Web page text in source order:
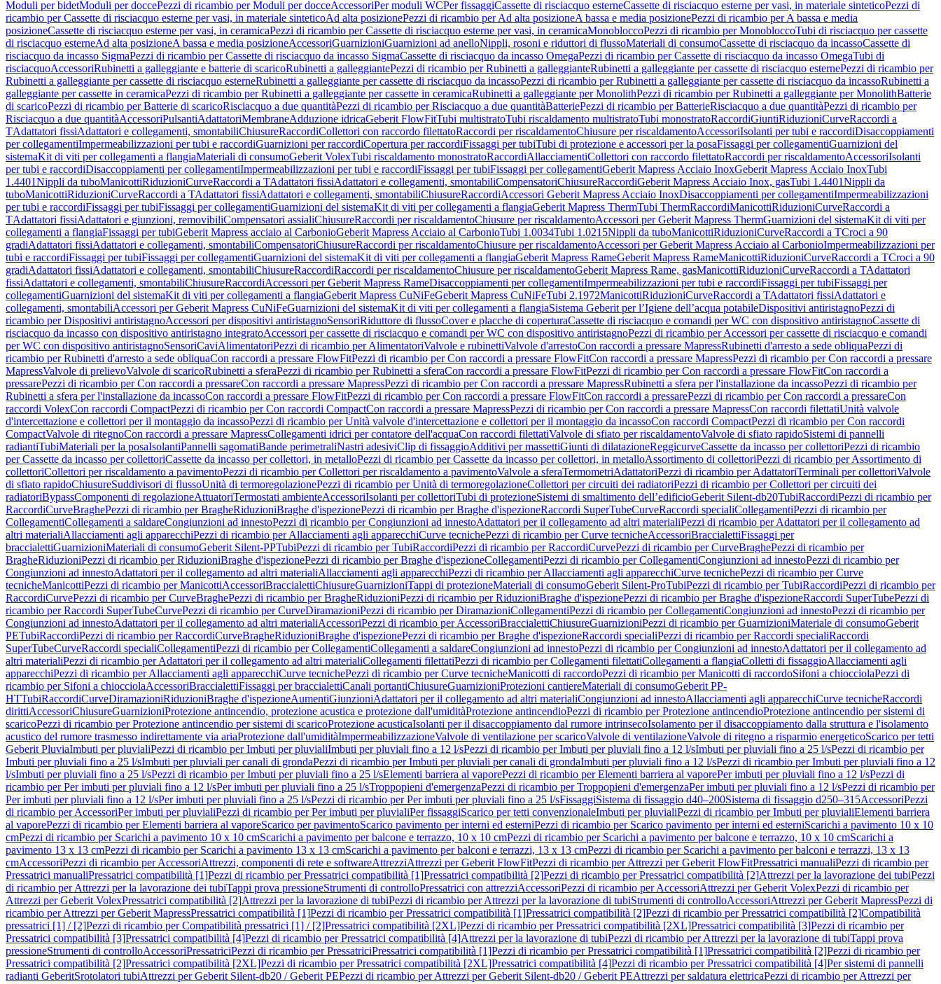
Moduli per bidetModuli per doccePezzi di ricambio per Moduli per docceAccessoriPer moduli WCPer fissaggiCassette di risciacquo esterneCassette di risciacquo esterne per vasi, in materiale sinteticoPezzi di
ricambio per Cassette di risciacquo esterne per vasi, in materiale sinteticoAd alta posizionePezzi di ricambio per Ad alta posizioneA bassa e media posizionePezzi di ricambio per A bassa e media
posizioneCassette di risciacquo esterne per vasi, in ceramicaPezzi di ricambio per Cassette di risciacquo esterne per vasi, in ceramicaMonobloccoPezzi di ricambio per MonobloccoTubi di risciacquo per cassette
di risciacquo esterneAd alta posizioneA bassa e media posizioneAccessoriGuarnizioniGuarnizioni ad anelloNippli, rosoni e riduttori di flussoMateriali di consumoCassette di risciacquo da incassoCassette di
risciacquo da incasso SigmaPezzi di ricambio per Cassette di risciacquo da incasso SigmaCassette di risciacquo da incasso OmegaPezzi di ricambio per Cassette di risciacquo da incasso OmegaTubi di
risciacquoAccessoriRubinetti a galleggiante e batterie di scaricoRubinetti a galleggiantePezzi di ricambio per Rubinetti a galleggianteRubinetti a galleggiante per cassette di risciacquo esternePezzi di ricambio per
Rubinetti a galleggiante per cassette di risciacquo esterneRubinetti a galleggiante per cassette di risciacquo da incassoPezzi di ricambio per Rubinetti a galleggiante per cassette di risciacquo da incassoRubinetti a
galleggiante per cassette in ceramicaPezzi di ricambio per Rubinetti a galleggiante per cassette in ceramicaRubinetti a galleggiante per MonolithPezzi di ricambio per Rubinetti a galleggiante per MonolithBatterie
di scaricoPezzi di ricambio per Batterie di scaricoRisciacquo a due quantitàPezzi di ricambio per Risciacquo a due quantitàBatteriePezzi di ricambio per BatterieRisciacquo a due quantitàPezzi di ricambio per
Risciacquo a due quantitàAccessoriPulsantiAdattatoriMembraneAdduzione idricaGeberit FlowFitTubi multistratoTubi riscaldamento multistratoTubi monostratoRaccordiGiuntiRiduzioniCurveRaccordi a
TAdattatori fissiAdattatori e collegamenti, smontabiliChiusureRaccordiCollettori con raccordo filettatoRaccordi per riscaldamentoChiusure per riscaldamentoAccessoriIsolanti per tubi e raccordiDisaccoppiamenti
per collegamentiImpermeabilizzazioni per tubi e raccordiGuarnizioni per raccordiCopertura per raccordiFissaggi per tubiTubi di protezione e accessori per la posaFissaggi per collegamentiGuarnizioni del
sistemaKit di viti per collegamenti a flangiaMateriali di consumoGeberit VolexTubi riscaldamento monostratoRaccordiAllacciamentiCollettori con raccordo filettatoRaccordi per riscaldamentoAccessoriIsolanti
per tubi e raccordiDisaccoppiamenti per collegamentiImpermeabilizzazioni per tubi e raccordiFissaggi per tubiFissaggi per collegamentiGeberit Mapress Acciaio InoxGeberit Mapress Acciaio InoxTubi
1.4401Nippli da tuboManicottiRiduzioniCurveRaccordi a TAdattatori fissiAdattatori e collegamenti, smontabiliCompensatoriChiusureRaccordiGeberit Mapress Acciaio Inox, gasTubi 1.4401Nippli da
tuboManicottiRiduzioniCurveRaccordi a TAdattatori fissiAdattatori e collegamenti, smontabiliChiusureRaccordiAccessori Geberit Mapress Acciaio InoxDisaccoppiamenti per collegamentiImpermeabilizzazioni
per tubi e raccordiFissaggi per tubiFissaggi per collegamentiGuarnizioni del sistemaKit di viti per collegamenti a flangiaGeberit Mapress ThermTubi ThermRaccordiManicottiRiduzioniCurveRaccordi a
TAdattatori fissiAdattatori e giunzioni, removibiliCompensatori assialiChiusureRaccordi per riscaldamentoChiusure per riscaldamentoAccessori per Geberit Mapress ThermGuarnizioni del sistemaKit di viti per
collegamenti a flangiaFissaggi per tubiGeberit Mapress acciaio al CarbonioGeberit Mapress Acciaio al CarbonioTubi 1.0034Tubi 1.0215Nippli da tuboManicottiRiduzioniCurveRaccordi a TCroci a 90
gradiAdattatori fissiAdattatori e collegamenti, smontabiliCompensatoriChiusureRaccordi per riscaldamentoChiusure per riscaldamentoAccessori per Geberit Mapress Acciaio al CarbonioImpermeabilizzazioni per
tubi e raccordiFissaggi per tubiFissaggi per collegamentiGuarnizioni del sistemaKit di viti per collegamenti a flangiaGeberit Mapress RameGeberit Mapress RameManicottiRiduzioniCurveRaccordi a TCroci a 90
gradiAdattatori fissiAdattatori e collegamenti, smontabiliChiusureRaccordiRaccordi per riscaldamentoChiusure per riscaldamentoGeberit Mapress Rame, gasManicottiRiduzioniCurveRaccordi a TAdattatori
fissiAdattatori e collegamenti, smontabiliChiusureRaccordiAccessori per Geberit Mapress RameDisaccoppiamenti per collegamentiImpermeabilizzazioni per tubi e raccordiFissaggi per tubiFissaggi per
collegamentiGuarnizioni del sistemaKit di viti per collegamenti a flangiaGeberit Mapress CuNiFeGeberit Mapress CuNiFeTubi 2.1972ManicottiRiduzioniCurveRaccordi a TAdattatori fissiAdattatori e
collegamenti, smontabiliAccessori per Geberit Mapress CuNiFeGuarnizioni del sistemaKit di viti per collegamenti a flangiaSistema Geberit per l’Igiene dell’acqua potabileDispositivi antiristagnoPezzi di
ricambio per Dispositivi antiristagnoAccessori per dispositivi antiristagnoSensoriRiduttore di flussoCover e placche di coperturaCassette di risciacquo e comandi per WC con dispositivo antiristagnoCassette di
risciacquo da incasso con dispositivo antiristagno integratoAccessori per cassette di risciacquo e comandi per WC con dispositivo antiristagnoPezzi di ricambio per Accessori per cassette di risciacquo e comandi
per WC con dispositivo antiristagnoSensoriCaviAlimentatoriPezzi di ricambio per AlimentatoriValvole e rubinettiValvole d'arrestoCon raccordi a pressare MapressRubinetti d'arresto a sede obliquaPezzi di
ricambio per Rubinetti d'arresto a sede obliquaCon raccordi a pressare FlowFitPezzi di ricambio per Con raccordi a pressare FlowFitCon raccordi a pressare MapressPezzi di ricambio per Con raccordi a pressare
MapressValvole di prelievoValvole di scaricoRubinetti a sferaPezzi di ricambio per Rubinetti a sferaCon raccordi a pressare FlowFitPezzi di ricambio per Con raccordi a pressare FlowFitCon raccordi a
pressarePezzi di ricambio per Con raccordi a pressareCon raccordi a pressare MapressPezzi di ricambio per Con raccordi a pressare MapressRubinetti a sfera per l'installazione da incassoPezzi di ricambio per
Rubinetti a sfera per l'installazione da incassoCon raccordi a pressare FlowFitPezzi di ricambio per Con raccordi a pressare FlowFitCon raccordi a pressarePezzi di ricambio per Con raccordi a pressareCon
raccordi VolexCon raccordi CompactPezzi di ricambio per Con raccordi CompactCon raccordi a pressare MapressPezzi di ricambio per Con raccordi a pressare MapressCon raccordi filettatiUnità valvole
d'intercettazione e collettori per il montaggio da incassoPezzi di ricambio per Unità valvole d'intercettazione e collettori per il montaggio da incassoCon raccordi CompactPezzi di ricambio per Con raccordi
CompactValvole di ritegnoCon raccordi a pressare MapressCollegamenti idrici per contatore dell'acquaCon raccordi filettatiValvole di sfiato per riscaldamentoValvole di sfiato rapidoSistemi di pannelli
radiantiTubiMateriali per la posaIsolantiPannelli sagomatiBande perimetraliNastri adesiviClip di fissaggioAdditivi per massettiGiunti di dilatazioneReggicurveCassette da incasso per collettoriPezzi di ricambio
per Cassette da incasso per collettoriCassette da incasso per collettori, in metalloPezzi di ricambio per Cassette da incasso per collettori, in metalloAssortimento di collettoriPezzi di ricambio per Assortimento di
collettoriCollettori per riscaldamento a pavimentoPezzi di ricambio per Collettori per riscaldamento a pavimentoValvole a sferaTermometriAdattatoriPezzi di ricambio per AdattatoriTerminali per collettoriValvole
di sfiato rapidoChiusureSuddivisori di flussoUnità di termoregolazionePezzi di ricambio per Unità di termoregolazioneCollettori per circuiti dei radiatoriPezzi di ricambio per Collettori per circuiti dei
radiatoriBypassComponenti di regolazioneAttuatoriTermostati ambienteAccessoriIsolanti per collettoriTubi di protezioneSistemi di smaltimento dell’edificioGeberit Silent-db20TubiRaccordiPezzi di ricambio per
RaccordiCurveBraghePezzi di ricambio per BragheRiduzioniBraghe d'ispezionePezzi di ricambio per Braghe d'ispezioneRaccordi SuperTubeCurveRaccordi specialiCollegamentiPezzi di ricambio per
CollegamentiCollegamenti a saldareCongiunzioni ad innestoPezzi di ricambio per Congiunzioni ad innestoAdattatori per il collegamento ad altri materialiPezzi di ricambio per Adattatori per il collegamento ad
altri materialiAllacciamenti agli apparecchiPezzi di ricambio per Allacciamenti agli apparecchiCurve tecnichePezzi di ricambio per Curve tecnicheAccessoriBraccialettiFissaggi per
braccialettiGuarnizioniMateriali di consumoGeberit Silent-PPTubiPezzi di ricambio per TubiRaccordiPezzi di ricambio per RaccordiCurvePezzi di ricambio per CurveBraghePezzi di ricambio per
BragheRiduzioniPezzi di ricambio per RiduzioniBraghe d'ispezionePezzi di ricambio per Braghe d'ispezioneCollegamentiPezzi di ricambio per CollegamentiCongiunzioni ad innestoPezzi di ricambio per
Congiunzioni ad innestoAdattatori per il collegamento ad altri materialiAllacciamenti agli apparecchiPezzi di ricambio per Allacciamenti agli apparecchiCurve tecnichePezzi di ricambio per Curve
tecnicheManicottiPezzi di ricambio per ManicottiAccessoriBraccialettiChiusureGuarnizioniTappi di protezioneMateriali di consumoGeberit Silent-ProTubiPezzi di ricambio per TubiRaccordiPezzi di ricambio per
RaccordiCurvePezzi di ricambio per CurveBraghePezzi di ricambio per BragheRiduzioniPezzi di ricambio per RiduzioniBraghe d'ispezionePezzi di ricambio per Braghe d'ispezioneRaccordi SuperTubePezzi di
ricambio per Raccordi SuperTubeCurvePezzi di ricambio per CurveDiramazioniPezzi di ricambio per DiramazioniCollegamentiPezzi di ricambio per CollegamentiCongiunzioni ad innestoPezzi di ricambio per
Congiunzioni ad innestoAdattatori per il collegamento ad altri materialiAccessoriPezzi di ricambio per AccessoriBraccialettiChiusureGuarnizioniPezzi di ricambio per GuarnizioniMateriale di consumoGeberit
PETubiRaccordiPezzi di ricambio per RaccordiCurveBragheRiduzioniBraghe d'ispezionePezzi di ricambio per Braghe d'ispezioneRaccordi specialiPezzi di ricambio per Raccordi specialiRaccordi
SuperTubeCurveRaccordi specialiCollegamentiPezzi di ricambio per CollegamentiCollegamenti a saldareCongiunzioni ad innestoPezzi di ricambio per Congiunzioni ad innestoAdattatori per il collegamento ad
altri materialiPezzi di ricambio per Adattatori per il collegamento ad altri materialiCollegamenti filettatiPezzi di ricambio per Collegamenti filettatiCollegamenti a flangiaColletti di fissaggioAllacciamenti agli
apparecchiPezzi di ricambio per Allacciamenti agli apparecchiCurve tecnichePezzi di ricambio per Curve tecnicheManicotti di raccordoPezzi di ricambio per Manicotti di raccordoSifoni a chiocciolaPezzi di
ricambio per Sifoni a chiocciolaAccessoriBraccialettiFissaggi per braccialettiCanali portantiChiusureGuarnizioniProtezioni cantiereMateriali di consumoGeberit PP-
HTTubiRaccordiCurveDiramazioniRiduzioniBraghe d'ispezioneAumentiGiunzioniAdattatori per il collegamento ad altri materialiCongiunzioni ad innestoAllacciamenti agli apparecchiCurve tecnicheRaccordi
dirittiAccessoriChiusureGuarnizioniProtezione antincendio, protezione acustica e protezione dall'umiditàProtezione antincendioPezzi di ricambio per Protezione antincendioProtezione antincendio per sistemi di
scaricoPezzi di ricambio per Protezione antincendio per sistemi di scaricoProtezione acusticaIsolanti per il disaccoppiamento dal rumore intrinsecoIsolamento per il disaccoppiamento dalla struttura e l'isolamento
acustico del rumore trasmesso indirettamente via ariaProtezione dall'umiditàImpermeabilizzazioneValvole di ventilazione per scaricoValvole di ventilazioneValvole di ritegno a risparmio energeticoScarico per tetti
Geberit PluviaImbuti per pluvialiPezzi di ricambio per Imbuti per pluvialiImbuti per pluviali fino a 12 l/sPezzi di ricambio per Imbuti per pluviali fino a 12 l/sImbuti per pluviali fino a 25 l/sPezzi di ricambio per
Imbuti per pluviali fino a 25 l/sImbuti per pluviali per canali di grondaPezzi di ricambio per Imbuti per pluviali per canali di grondaImbuti per pluviali fino a 12 l/sPezzi di ricambio per Imbuti per pluviali fino a 12
l/sImbuti per pluviali fino a 25 l/sPezzi di ricambio per Imbuti per pluviali fino a 25 l/sElementi barriera al vaporePezzi di ricambio per Elementi barriera al vaporePer imbuti per pluviali fino a 12 l/sPezzi di
ricambio per Per imbuti per pluviali fino a 12 l/sPer imbuti per pluviali fino a 25 l/sTroppopieni d'emergenzaPezzi di ricambio per Troppopieni d'emergenzaPer imbuti per pluviali fino a 12 l/sPezzi di ricambio per
Per imbuti per pluviali fino a 12 l/sPer imbuti per pluviali fino a 25 l/sPezzi di ricambio per Per imbuti per pluviali fino a 25 l/sFissaggiSistema di fissaggio d40–200Sistema di fissaggio d250–315AccessoriPezzi
di ricambio per AccessoriPer imbuti per pluvialiPezzi di ricambio per Per imbuti per pluvialiPer fissaggiScarico per tetti convenzionaleImbuti per pluvialiPezzi di ricambio per Imbuti per pluvialiElementi barriera
al vaporePezzi di ricambio per Elementi barriera al vaporeScarico per pavimentoScarico pavimento per interni ed esterniPezzi di ricambio per Scarico pavimento per interni ed esterniScarichi a pavimento 10 x 10
cmPezzi di ricambio per Scarichi a pavimento 10 x 10 cmScarichi a pavimento per balcone e terrazzo, 10 x 10 cmPezzi di ricambio per Scarichi a pavimento per balcone e terrazzo, 10 x 10 cmScarichi a
pavimento 13 x 13 cmPezzi di ricambio per Scarichi a pavimento 13 x 13 cmScarichi a pavimento per balconi e terrazzi, 13 x 13 cmPezzi di ricambio per Scarichi a pavimento per balconi e terrazzi, 13 x 13
cmAccessoriPezzi di ricambio per AccessoriAttrezzi, componenti di rete e softwareAttrezziAttrezzi per Geberit FlowFitPezzi di ricambio per Attrezzi per Geberit FlowFitPressatrici manualiPezzi di ricambio per
Pressatrici manualiPressatrici compatibilità [1]Pezzi di ricambio per Pressatrici compatibilità [1]Pressatrici compatibilità [2]Pezzi di ricambio per Pressatrici compatibilità [2]Attrezzi per la lavorazione dei tubiPezzi
di ricambio per Attrezzi per la lavorazione dei tubiTappi prova pressioneStrumenti di controlloPressatrici con attrezziAccessoriPezzi di ricambio per AccessoriAttrezzi per Geberit VolexPezzi di ricambio per
Attrezzi per Geberit VolexPressatrici compatibilità [2]Attrezzi per la lavorazione di tubiPezzi di ricambio per Attrezzi per la lavorazione di tubiStrumenti di controlloAccessoriAttrezzi per Geberit MapressPezzi di
ricambio per Attrezzi per Geberit MapressPressatrici compatibilità [1]Pezzi di ricambio per Pressatrici compatibilità [1]Pressatrici compatibilità [2]Pezzi di ricambio per Pressatrici compatibilità [2]Compatibilità
pressatrici [1] / [2]Pezzi di ricambio per Compatibilità pressatrici [1] / [2]Pressatrici compatibilità [2XL]Pezzi di ricambio per Pressatrici compatibilità [2XL]Pressatrici compatibilità [3]Pezzi di ricambio per
Pressatrici compatibilità [3]Pressatrici compatibilità [4]Pezzi di ricambio per Pressatrici compatibilità [4]Attrezzi per la lavorazione di tubiPezzi di ricambio per Attrezzi per la lavorazione di tubiTappi prova
pressioneStrumenti di controlloAccessoriPressatriciPezzi di ricambio per PressatriciPressatrici compatibilità [1]Pezzi di ricambio per Pressatrici compatibilità [1]Pressatrici compatibilità [2]Pezzi di ricambio per
Pressatrici compatibilità [2]Pressatrici compatibilità [2XL]Pezzi di ricambio per Pressatrici compatibilità [2XL]Pressatrici compatibilità [4]Pezzi di ricambio per Pressatrici compatibilità [4]Per sistemi di pannelli
radianti GeberitSrotolatori tubiAttrezzi per Geberit Silent-db20 / Geberit PEPezzi di ricambio per Attrezzi per Geberit Silent-db20 / Geberit PEAttrezzi per saldatura elettricaPezzi di ricambio per Attrezzi per